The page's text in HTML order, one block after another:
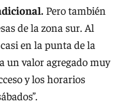
Pero también
de la zona sur. Al
en la punta de la
un valor agregado muy
y los horarios